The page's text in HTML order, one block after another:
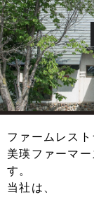
ファームレス
美瑛ファーマ
す。
当社は、